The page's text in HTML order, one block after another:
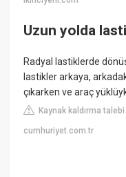
Uzun yolda
Radyal lastiklerde
lastikler arkaya,
çıkarken ve araç
Kaynak kaldırma talebi
cumhuriyet.com.tr